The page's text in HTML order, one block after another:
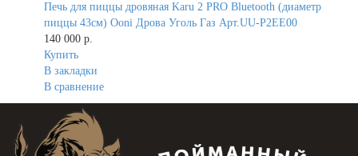
Печь для пиццы дровяная Karu 2 PRO Bluetooth (диаметр
пиццы 43см) Ooni Дрова Уголь Газ Арт.UU-P2EE00
140 000 р.
Купить
В закладки
В сравнение